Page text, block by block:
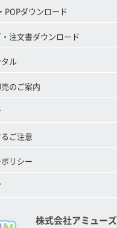
POPダウンロード
注文書ダウンロード
ル
のご案内
ご注意
リシー
株式会社アミューズ